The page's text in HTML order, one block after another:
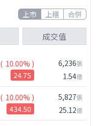
上市 上櫃 合併
成交值
( 10.00% )
24.75
6,236張
1.54億
( 10.00% )
434.50
5,827張
25.12億